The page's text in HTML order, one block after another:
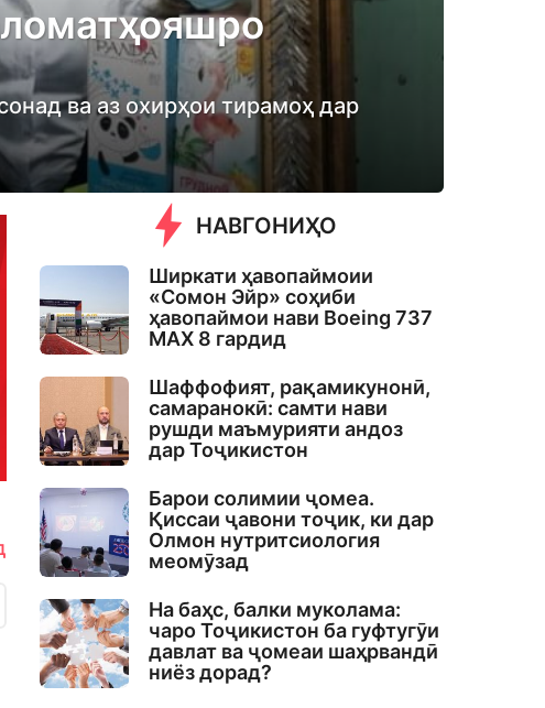
ва аз охирҳои тирамоҳ дар
НАВГОНИҲО
Ширкати ҳавопаймоии
«Сомон Эйр» соҳиби
ҳавопаймои нави Boeing 737
MAX 8 гардид
Шаффофият, рақамикунонӣ,
самаранокӣ: самти нави
рушди маъмурияти андоз
дар Тоҷикистон
Барои солимии ҷомеа.
Қиссаи ҷавони тоҷик, ки дар
Олмон нутритсиология
меомӯзад
На баҳс, балки муколама:
чаро Тоҷикистон ба гуфтугӯи
давлат ва ҷомеаи шаҳрвандӣ
ниёз дорад?